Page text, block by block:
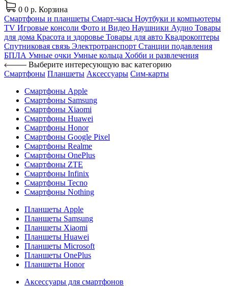
0 0 р. Корзина
Смартфоны и планшеты Смарт-часы Ноутбуки и компьютеры
TV Игровые консоли Фото и Видео Наушники Аудио Товары
для дома Красота и здоровье Товары для авто Квадрокоптеры
Спутниковая связь Электротранспорт Станции подавления
БПЛА Умные очки Умные кольца Хобби и развлечения
Выберите интересующую вас категорию
Смартфоны Планшеты Аксессуары Сим-карты
Смартфоны Apple
Смартфоны Samsung
Смартфоны Xiaomi
Смартфоны Huawei
Смартфоны Honor
Смартфоны Google Pixel
Смартфоны Realme
Смартфоны OnePlus
Смартфоны ZTE
Смартфоны Infinix
Смартфоны Tecno
Смартфоны Nothing
Планшеты Apple
Планшеты Samsung
Планшеты Xiaomi
Планшеты Huawei
Планшеты Microsoft
Планшеты OnePlus
Планшеты Honor
Аксессуары для смартфонов